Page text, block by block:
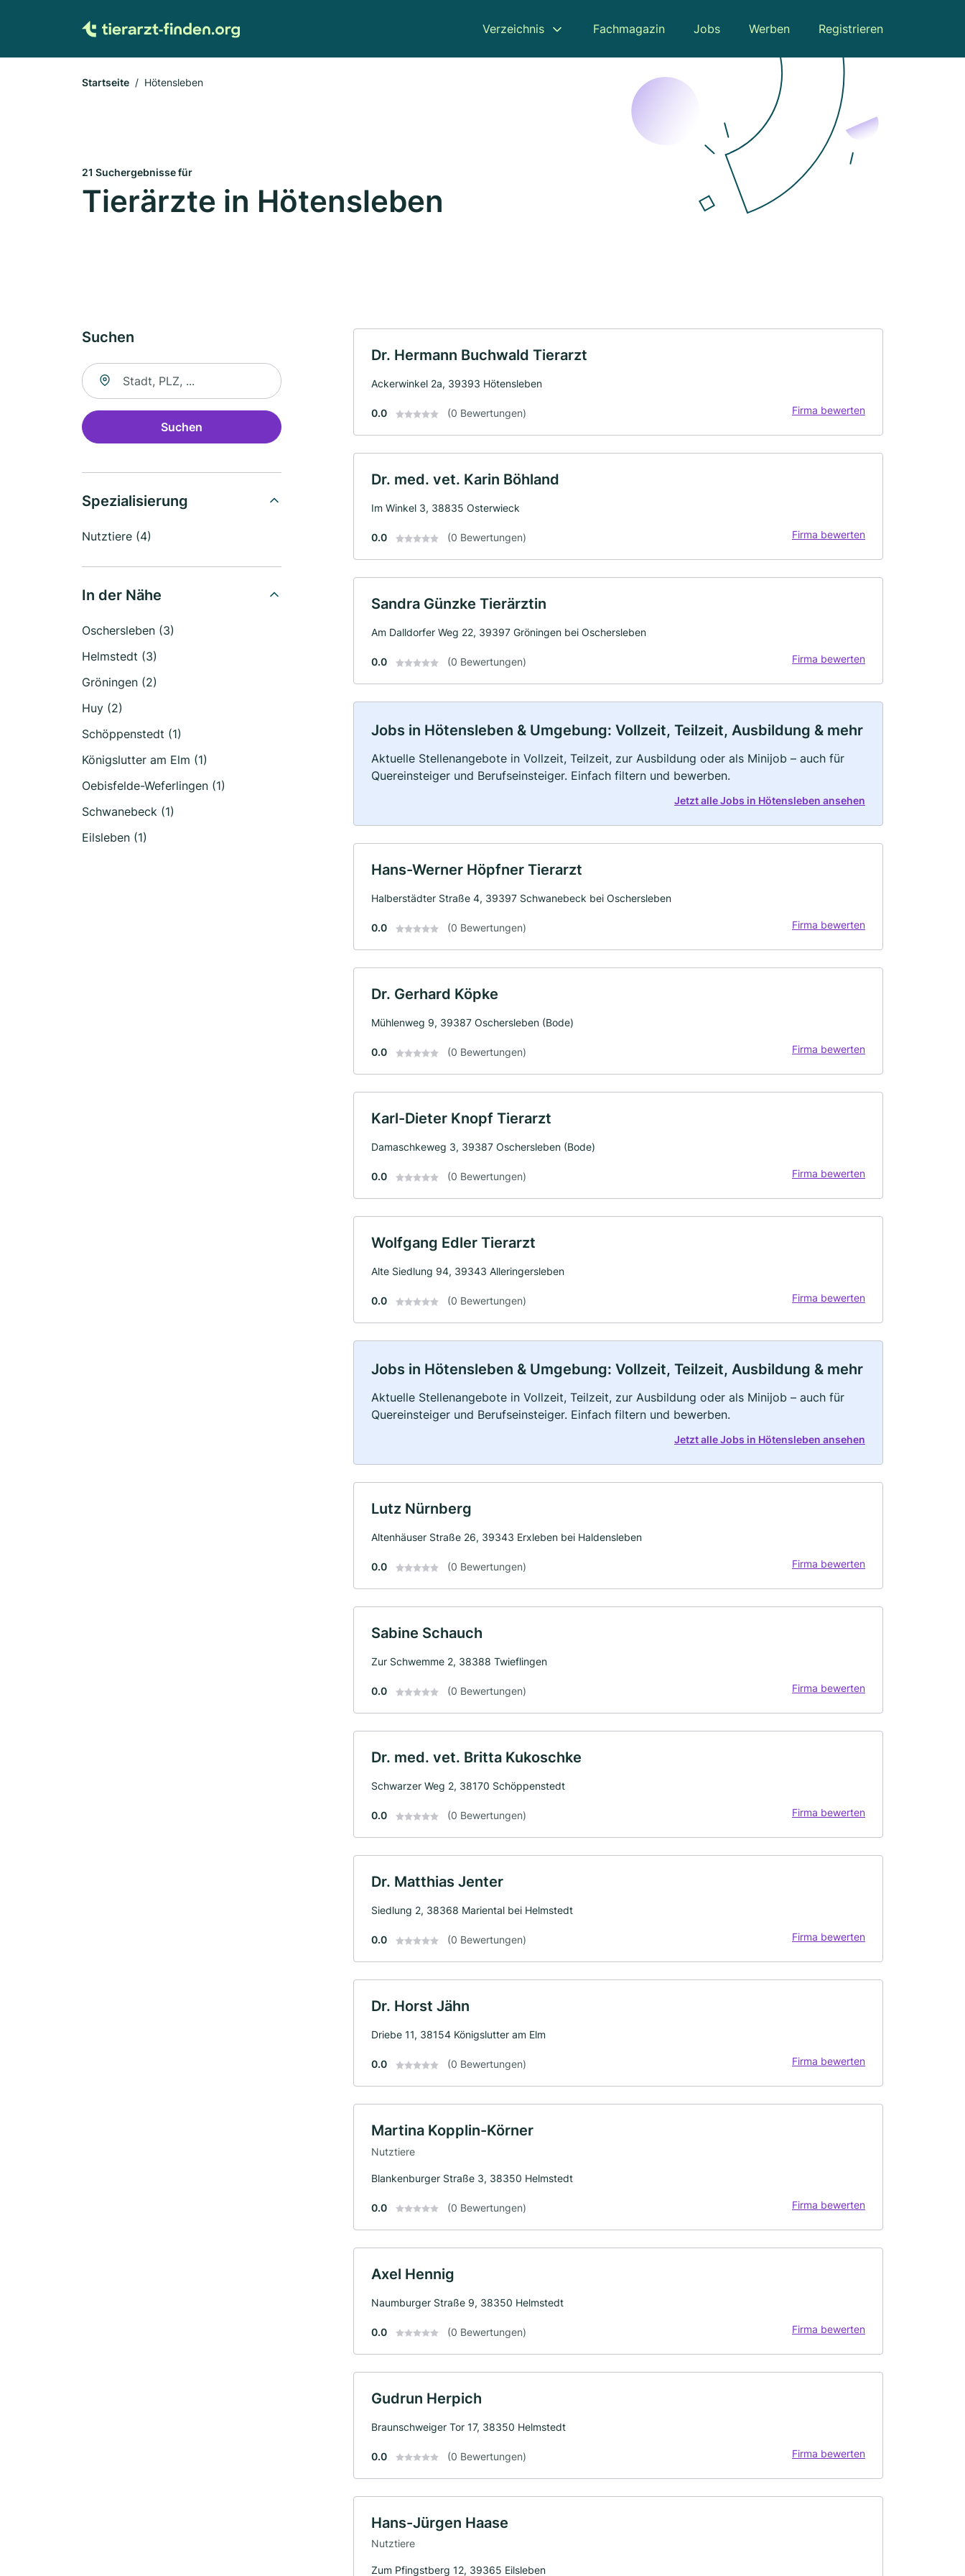
Verzeichnis Fachmagazin Jobs Werben Registrieren
Startseite Hötensleben
21 Suchergebnisse für
Tierärzte in Hötensleben
Suchen
Suche nach Ort
Suchen
Spezialisierung
Nutztiere (4)
In der Nähe
Oschersleben (3)
Helmstedt (3)
Gröningen (2)
Huy (2)
Schöppenstedt (1)
Königslutter am Elm (1)
Oebisfelde-Weferlingen (1)
Schwanebeck (1)
Eilsleben (1)
Dr. Hermann Buchwald Tierarzt
Ackerwinkel 2a, 39393 Hötensleben
0.0 (0 Bewertungen) Firma bewerten
Dr. med. vet. Karin Böhland
Im Winkel 3, 38835 Osterwieck
0.0 (0 Bewertungen) Firma bewerten
Sandra Günzke Tierärztin
Am Dalldorfer Weg 22, 39397 Gröningen bei Oschersleben
0.0 (0 Bewertungen) Firma bewerten
Jobs in Hötensleben & Umgebung: Vollzeit, Teilzeit, Ausbildung & mehr
Aktuelle Stellenangebote in Vollzeit, Teilzeit, zur Ausbildung oder als Minijob – auch für
Quereinsteiger und Berufseinsteiger. Einfach filtern und bewerben.
Jetzt alle Jobs in Hötensleben ansehen
Hans-Werner Höpfner Tierarzt
Halberstädter Straße 4, 39397 Schwanebeck bei Oschersleben
0.0 (0 Bewertungen) Firma bewerten
Dr. Gerhard Köpke
Mühlenweg 9, 39387 Oschersleben (Bode)
0.0 (0 Bewertungen) Firma bewerten
Karl-Dieter Knopf Tierarzt
Damaschkeweg 3, 39387 Oschersleben (Bode)
0.0 (0 Bewertungen) Firma bewerten
Wolfgang Edler Tierarzt
Alte Siedlung 94, 39343 Alleringersleben
0.0 (0 Bewertungen) Firma bewerten
Jobs in Hötensleben & Umgebung: Vollzeit, Teilzeit, Ausbildung & mehr
Aktuelle Stellenangebote in Vollzeit, Teilzeit, zur Ausbildung oder als Minijob – auch für
Quereinsteiger und Berufseinsteiger. Einfach filtern und bewerben.
Jetzt alle Jobs in Hötensleben ansehen
Lutz Nürnberg
Altenhäuser Straße 26, 39343 Erxleben bei Haldensleben
0.0 (0 Bewertungen) Firma bewerten
Sabine Schauch
Zur Schwemme 2, 38388 Twieflingen
0.0 (0 Bewertungen) Firma bewerten
Dr. med. vet. Britta Kukoschke
Schwarzer Weg 2, 38170 Schöppenstedt
0.0 (0 Bewertungen) Firma bewerten
Dr. Matthias Jenter
Siedlung 2, 38368 Mariental bei Helmstedt
0.0 (0 Bewertungen) Firma bewerten
Dr. Horst Jähn
Driebe 11, 38154 Königslutter am Elm
0.0 (0 Bewertungen) Firma bewerten
Martina Kopplin-Körner
Nutztiere
Blankenburger Straße 3, 38350 Helmstedt
0.0 (0 Bewertungen) Firma bewerten
Axel Hennig
Naumburger Straße 9, 38350 Helmstedt
0.0 (0 Bewertungen) Firma bewerten
Gudrun Herpich
Braunschweiger Tor 17, 38350 Helmstedt
0.0 (0 Bewertungen) Firma bewerten
Hans-Jürgen Haase
Nutztiere
Zum Pfingstberg 12, 39365 Eilsleben